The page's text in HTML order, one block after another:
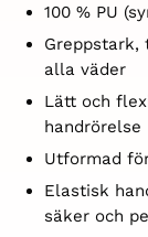
100 % PU
Greppstark,
alla väder
Lätt och
handrörelse
Utformad
Elastisk
säker och